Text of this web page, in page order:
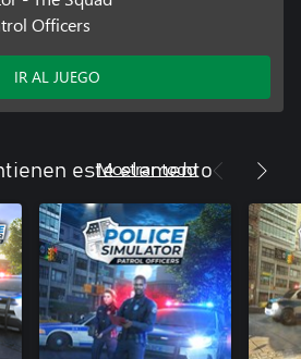
Officers
IR AL JUEGO
este elemento
Mostrar todo